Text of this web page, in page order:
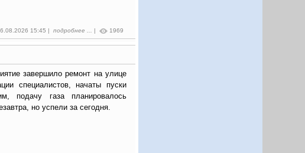
15:45 | подробнее ... | 1969
завершило ремонт на улице
специалистов, начаты пуски
подачу газа планировалось
но успели за сегодня.